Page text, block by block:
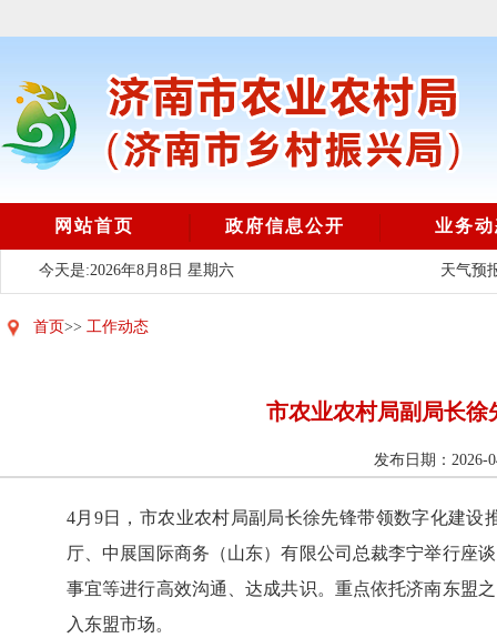
网站首页 政府信息公开 业务
今天是:2026年8月8日 星期六 天气预
首页>> 工作动态
市农业农村局副局长
发布日期：2026-
4月9日，市农业农村局副局长徐先锋带领数字化建
厅、中展国际商务（山东）有限公司总裁李宁举行座
事宜等进行高效沟通、达成共识。重点依托济南东盟
入东盟市场。